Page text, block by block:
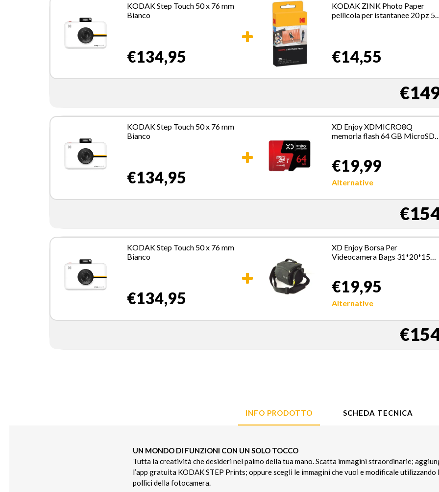
KODAK Step Touch 50 x 76 mm
Bianco
€134,95
KODAK ZINK Photo Paper
pellicola per istantanee 20 pz
€14,55
KODAK Step Touch 50 x 76 mm
Bianco
€134,95
XD Enjoy XDMICRO8Q
memoria flash 64 GB MicroSD
€19,99
Alternative
KODAK Step Touch 50 x 76 mm
Bianco
€134,95
XD Enjoy Borsa Per
Videocamera Bags 31*20*15
€19,95
Alternative
INFO PRODOTTO SCHEDA TECNICA
UN MONDO DI FUNZIONI CON UN SOLO TOCCO
Tutta la creatività che desideri nel palmo della tua mano. Scatta immagini straordinarie;
l’app gratuita KODAK STEP Prints; oppure scegli le immagini che vuoi e modificale utilizzando
pollici della fotocamera.